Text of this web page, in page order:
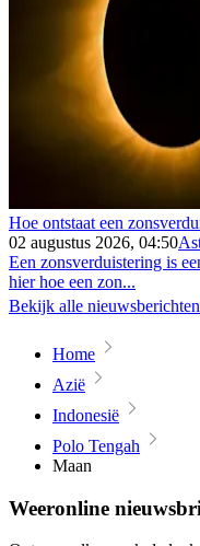
Hoe ontstaat een
02 augustus 2026, 04:50
Een zonsverduistering is
hier hoe een zon...
Bekijk alle nieuwsberichten
Home
Azië
Indonesië
Polo Tengah
Maan
Weeronline